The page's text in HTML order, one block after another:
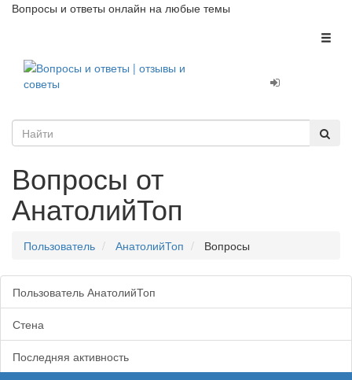
Вопросы и ответы онлайн на любые темы
Вопросы от
АнатолийТоп
Пользователь АнатолийТоп Вопросы
Пользователь АнатолийТоп
Стена
Последняя активность